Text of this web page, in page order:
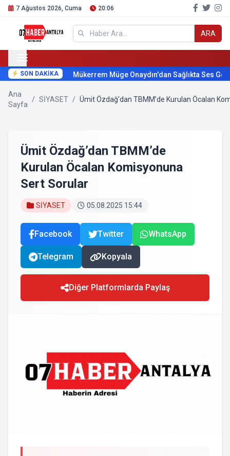
7 Ağustos 2026, Cuma 20:06
ARA
SON DAKİKA Mükerrem Müge Onaydın'dan Sağlıkta Ses
Ana
Sayfa
/ SİYASET / Ümit Özdağ’dan TBMM’de Kurulan Öcalan
Ümit Özdağ’dan TBMM’de
Kurulan Öcalan Komisyonuna
Sert Sorular
SİYASET 05.08.2025 15:44
Facebook Twitter WhatsApp
Telegram Kopyala
Diğer Platformlarda Paylaş